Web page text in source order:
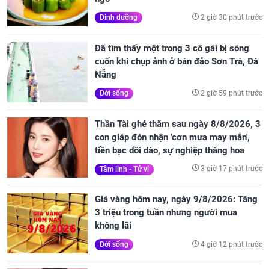
Dinh dưỡng 2 giờ 30 phút trước
Đã tìm thấy một trong 3 cô gái bị sóng
cuốn khi chụp ảnh ở bán đảo Sơn Trà, Đà
Nẵng
Đời sống 2 giờ 59 phút trước
Thần Tài ghé thăm sau ngày 8/8/2026, 3
con giáp đón nhận 'cơn mưa may mắn',
tiền bạc dồi dào, sự nghiệp thăng hoa
Tâm linh - Tử vi 3 giờ 17 phút trước
Giá vàng hôm nay, ngày 9/8/2026: Tăng
3 triệu trong tuần nhưng người mua
không lãi
Đời sống 4 giờ 12 phút trước